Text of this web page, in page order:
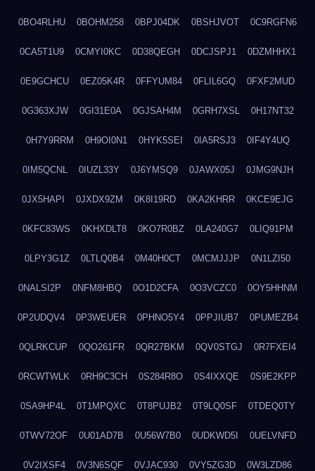
0BO4RLHU 0BOHM258 0BPJ04DK 0BSHJVOT 0C9RGFN6
0CA5T1U9 0CMYI0KC 0D38QEGH 0DCJSPJ1 0DZMHHX1
0E9GCHCU 0EZ05K4R 0FFYUM84 0FLIL6GQ 0FXF2MUD
0G363XJW 0GI31E0A 0GJSAH4M 0GRH7XSL 0H17NT32
0H7Y9RRM 0H9OI0N1 0HYK5SEI 0IA5RSJ3 0IF4Y4UQ
0IM5QCNL 0IUZL33Y 0J6YMSQ9 0JAWX05J 0JMG9NJH
0JX5HAPI 0JXDX9ZM 0K8I19RD 0KA2KHRR 0KCE9EJG
0KFC83WS 0KHXDLT8 0KO7R0BZ 0LA240G7 0LIQ91PM
0LPY3G1Z 0LTLQ0B4 0M40H0CT 0MCMJJJP 0N1LZI50
0NALSI2P 0NFM8HBQ 0O1D2CFA 0O3VCZC0 0OY5HHNM
0P2UDQV4 0P3WEUER 0PHNO5Y4 0PPJIUB7 0PUMEZB4
0QLRKCUP 0QO261FR 0QR27BKM 0QV0STGJ 0R7FXEI4
0RCWTWLK 0RH9C3CH 0S284R8O 0S4IXXQE 0S9E2KPP
0SA9HP4L 0T1MPQXC 0T8PUJB2 0T9LQ0SF 0TDEQ0TY
0TWV72OF 0U01AD7B 0U56W7B0 0UDKWD5I 0UELVNFD
0V2IXSF4 0V3N6SQF 0VJAC930 0VY5ZG3D 0W3LZD86